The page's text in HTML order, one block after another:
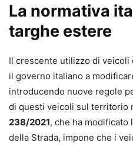
La normativa
targhe estere
Il crescente utilizzo di veicoli
il governo italiano a
introducendo nuove regole
di questi veicoli sul territorio
238/2021, che ha modificato
della Strada, impone che i